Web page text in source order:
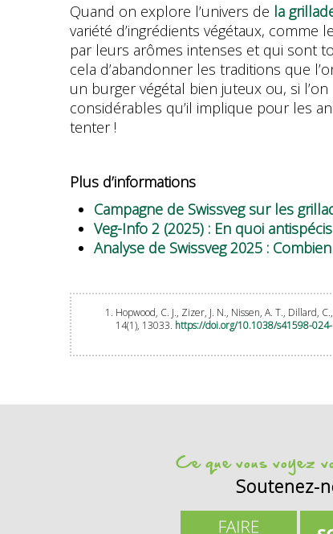
Quand on explore l’univers de la
variété d’ingrédients végétaux,
par leurs arômes intenses et qui sont
cela d’abandonner les traditions que
un burger végétal bien juteux ou, si
considérables qu’il implique pour les
tenter !
Plus d’informations
Campagne de Swissveg sur les
Veg-Info 2 (2025) : En quoi
Analyse de Swissveg 2025 :
Hopwood, C. J., Zizer, J. N., Nissen, A. T., Dillard,
14(1), 13033. https://doi.org/10.1038/s41598-
Ce que vous voyez
Soutenez-